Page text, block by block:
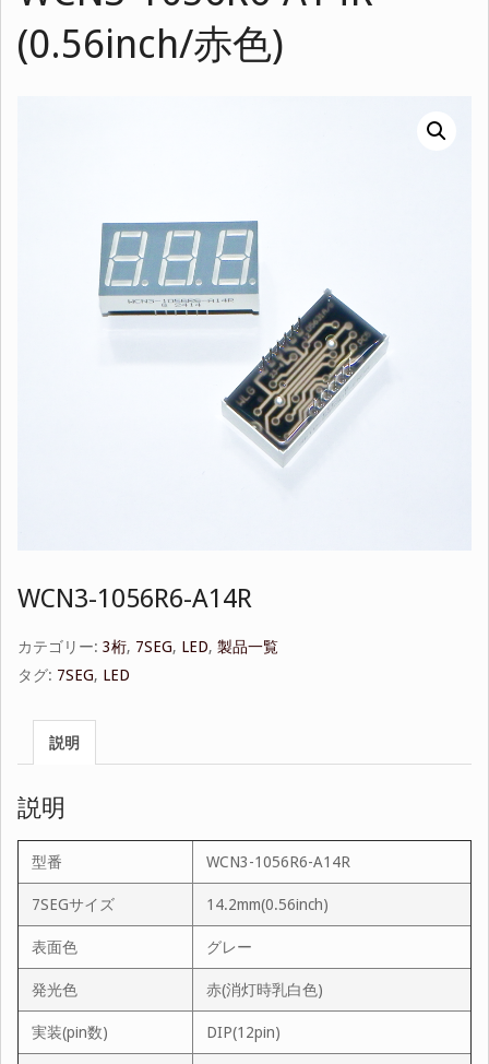
(0.56inch/赤色)
WCN3-1056R6-A14R
カテゴリー: 3桁, 7SEG, LED, 製品一覧
タグ: 7SEG, LED
説明
説明
型番 WCN3-1056R6-A14R
7SEGサイズ 14.2mm(0.56inch)
表面色 グレー
発光色 赤(消灯時乳白色)
実装(pin数) DIP(12pin)